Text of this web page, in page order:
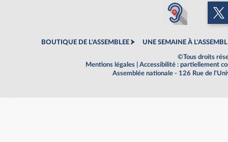
BOUTIQUE DE L'ASSEMBLEE UNE SEMAINE À
©Tous droits
Mentions légales
Accessibilité : partiellement
Assemblée nationale - 126 Rue de